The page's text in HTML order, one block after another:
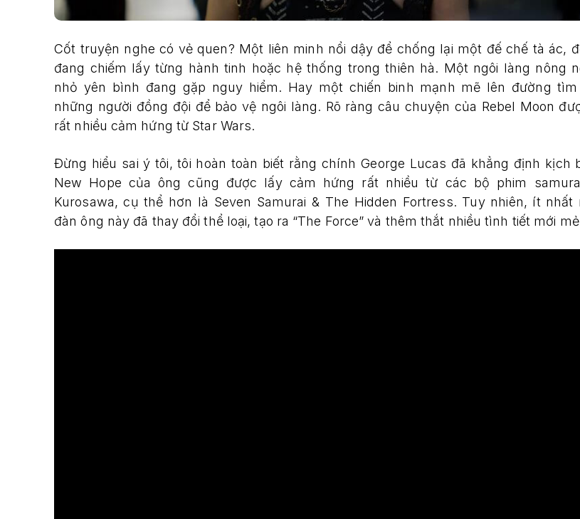
Cốt truyện nghe có vẻ quen? Một liên minh nổi dậy để chống lại một đế chế tà ác,
đang chiếm lấy từng hành tinh hoặc hệ thống trong thiên hà. Một ngôi làng nông
nhỏ yên bình đang gặp nguy hiểm. Hay một chiến binh mạnh mẽ lên đường tìm
những người đồng đội để bảo vệ ngôi làng. Rõ ràng câu chuyện của Rebel Moon
rất nhiều cảm hứng từ Star Wars.
Đừng hiểu sai ý tôi, tôi hoàn toàn biết rằng chính George Lucas đã khẳng định kịch
New Hope của ông cũng được lấy cảm hứng rất nhiều từ các bộ phim
Kurosawa, cụ thể hơn là Seven Samurai & The Hidden Fortress. Tuy nhiên, ít nhất
đàn ông này đã thay đổi thể loại, tạo ra “The Force” và thêm thắt nhiều tình tiết mới